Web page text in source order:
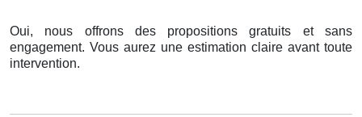
Oui, nous offrons des propositions gratuits et sans
engagement. Vous aurez une estimation claire avant toute
intervention.